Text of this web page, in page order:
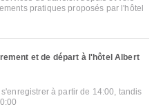
pratiques proposés par l'hôtel
et de départ à l'hôtel Albert
à partir de 14:00, tandis